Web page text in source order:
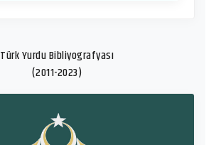
Türk Yurdu Bibliyografyası
(2011-2023)